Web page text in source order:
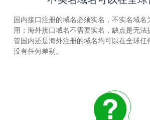
国内接口注册的域名必须实名，不实名域名
用；海外接口域名不需要实名，缺点是无法
管国内还是海外注册的域名均可以在全球任
没有任何差别。